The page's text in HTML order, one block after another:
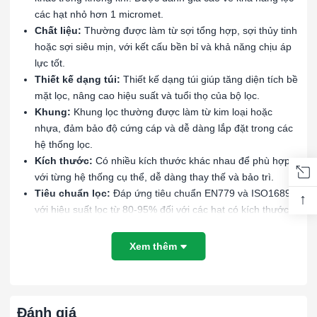
các hạt nhỏ hơn 1 micromet.
Chất liệu: Thường được làm từ sợi tổng hợp, sợi thủy tinh
hoặc sợi siêu mịn, với kết cấu bền bỉ và khả năng chịu áp
lực tốt.
Thiết kế dạng túi: Thiết kế dạng túi giúp tăng diện tích bề
mặt lọc, nâng cao hiệu suất và tuổi thọ của bộ lọc.
Khung: Khung lọc thường được làm từ kim loại hoặc
nhựa, đảm bảo độ cứng cáp và dễ dàng lắp đặt trong các
hệ thống lọc.
Kích thước: Có nhiều kích thước khác nhau để phù hợp
với từng hệ thống cụ thể, dễ dàng thay thế và bảo trì.
Tiêu chuẩn lọc: Đáp ứng tiêu chuẩn EN779 và ISO16890
với hiệu suất lọc từ 80-95% đối với các hạt có kích thước
làm việc và sinh hoạt trong lành và an toàn.
Xem thêm
Đánh giá
↑